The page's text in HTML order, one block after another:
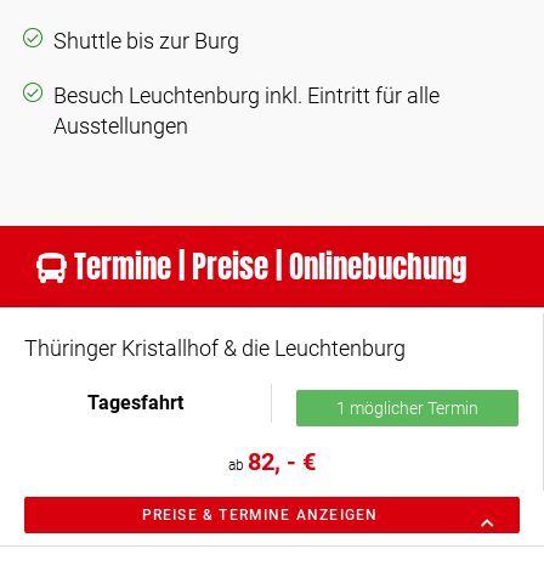
Shuttle bis zur Burg
Besuch Leuchtenburg inkl. Eintritt für alle
Ausstellungen
Termine | Preise | Onlinebuchung
Thüringer Kristallhof & die Leuchtenburg
Tagesfahrt 1 möglicher Termin
ab 82, - €
PREISE & TERMINE ANZEIGEN